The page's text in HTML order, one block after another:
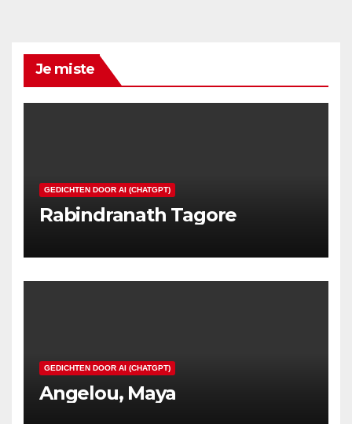
Je miste
GEDICHTEN DOOR AI (CHATGPT)
Rabindranath Tagore
GEDICHTEN DOOR AI (CHATGPT)
Angelou, Maya